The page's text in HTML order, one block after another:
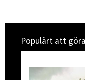
Populärt att göra